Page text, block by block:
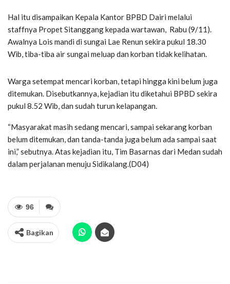
Hal itu disampaikan Kepala Kantor BPBD Dairi melalui
staffnya Propet Sitanggang kepada wartawan, Rabu (9/11).
Awalnya Lois mandi di sungai Lae Renun sekira pukul 18.30
Wib, tiba-tiba air sungai meluap dan korban tidak kelihatan.
Warga setempat mencari korban, tetapi hingga kini belum juga
ditemukan. Disebutkannya, kejadian itu diketahui BPBD sekira
pukul 8.52 Wib, dan sudah turun kelapangan.
“Masyarakat masih sedang mencari, sampai sekarang korban
belum ditemukan, dan tanda-tanda juga belum ada sampai saat
ini,” sebutnya. Atas kejadian itu, Tim Basarnas dari Medan sudah
dalam perjalanan menuju Sidikalang.(D04)
96
Bagikan